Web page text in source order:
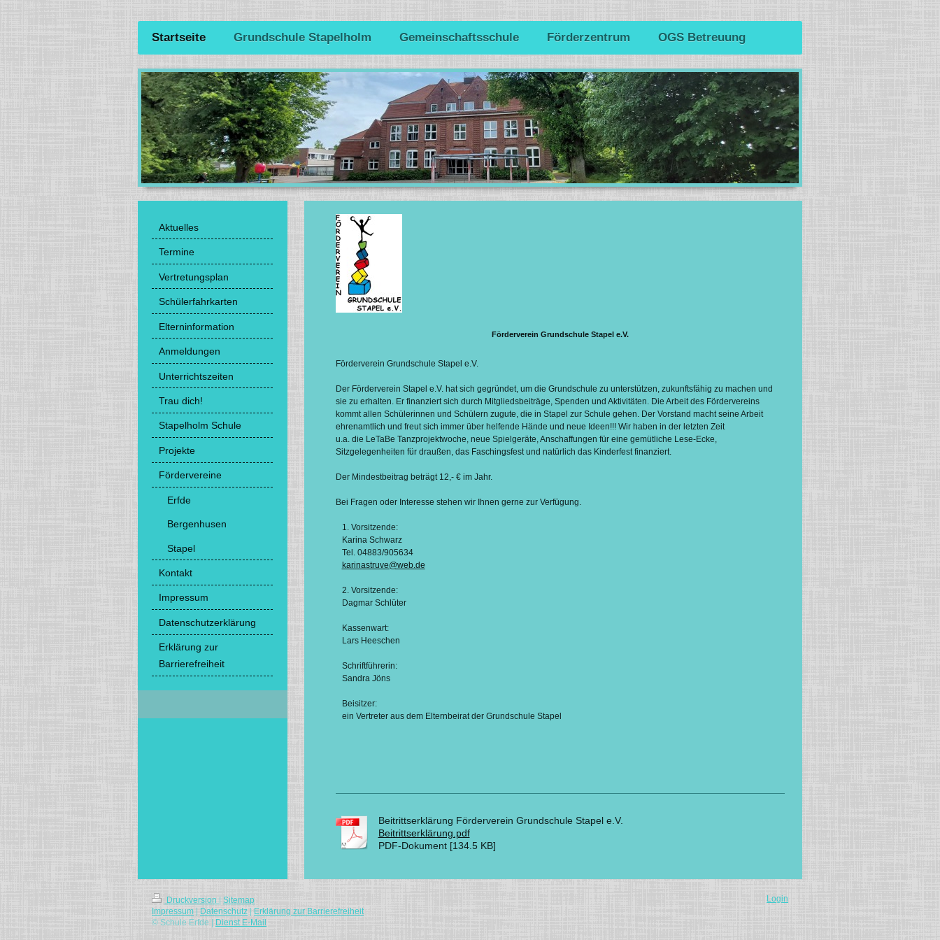
Startseite Grundschule Stapelholm Gemeinschaftsschule Förderzentrum OGS Betreuung
Förderverein Grundschule Stapel e.V.
Förderverein Grundschule Stapel e.V.
Der Förderverein Stapel e.V. hat sich gegründet, um die Grundschule zu unterstützen, zukunftsfähig zu machen und
sie zu erhalten. Er finanziert sich durch Mitgliedsbeiträge, Spenden und Aktivitäten. Die Arbeit des Fördervereins
kommt allen Schülerinnen und Schülern zugute, die in Stapel zur Schule gehen. Der Vorstand macht seine Arbeit
ehrenamtlich und freut sich immer über helfende Hände und neue Ideen!!! Wir haben in der letzten Zeit
u.a. die LeTaBe Tanzprojektwoche, neue Spielgeräte, Anschaffungen für eine gemütliche Lese-Ecke,
Sitzgelegenheiten für draußen, das Faschingsfest und natürlich das Kinderfest finanziert.
Der Mindestbeitrag beträgt 12,- € im Jahr.
Bei Fragen oder Interesse stehen wir Ihnen gerne zur Verfügung.
1. Vorsitzende:
Karina Schwarz
Tel. 04883/905634
karinastruve@web.de
2. Vorsitzende:
Dagmar Schlüter
Kassenwart:
Lars Heeschen
Schriftführerin:
Sandra Jöns
Beisitzer:
ein Vertreter aus dem Elternbeirat der Grundschule Stapel
Beitrittserklärung Förderverein Grundschule Stapel e.V.
Beitrittserklärung.pdf
PDF-Dokument [134.5 KB]
Aktuelles
Termine
Vertretungsplan
Schülerfahrkarten
Elterninformation
Anmeldungen
Unterrichtszeiten
Trau dich!
Stapelholm Schule
Projekte
Fördervereine
Erfde
Bergenhusen
Stapel
Kontakt
Impressum
Datenschutzerklärung
Erklärung zur
Barrierefreiheit
Druckversion
Sitemap
Impressum
Datenschutz
Erklärung zur Barrierefreiheit
© Schule Erfde |
Dienst E-Mail
Login